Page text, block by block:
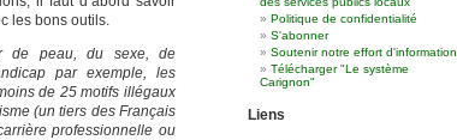
les bons outils.
de peau, du sexe, de
par exemple, les
de 25 motifs illégaux
(un tiers des Français
professionnelle ou
Politique de confidentialité
S'abonner
Soutenir notre effort d'information
Télécharger "Le système
Carignon"
Liens